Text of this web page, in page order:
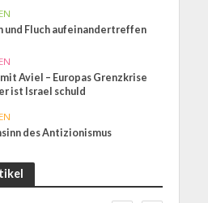
und Fluch aufeinandertreffen
Aviel – Europas Grenzkrise
ist Israel schuld
des Antizionismus